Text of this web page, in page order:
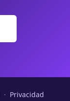
· Privacidad